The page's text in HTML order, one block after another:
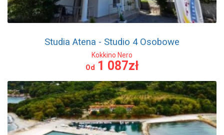
Studia Atena - Studio 4 Osobowe
Kokkino Nero
Od
1 087zł